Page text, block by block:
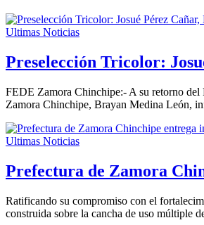
Ultimas Noticias
Preselección Tricolor:
FEDE Zamora Chinchipe:- A su retorno del
Zamora Chinchipe, Brayan Medina León,
Ultimas Noticias
Prefectura de Zamora
Ratificando su compromiso con el
construida sobre la cancha de uso